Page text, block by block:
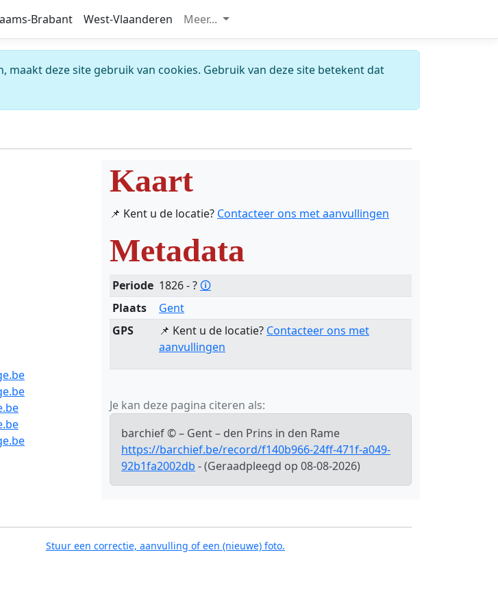
Brabant West-Vlaanderen Meer...
deze site gebruik van cookies. Gebruik van deze site betekent dat
Kaart
📌 Kent u de locatie? Contacteer ons met aanvullingen
Metadata
Periode 1826 - ?🛈
Plaats
Gent
GPS
📌 Kent u de locatie? Contacteer ons met
aanvullingen
Je kan deze pagina citeren als:
barchief © – Gent – den Prins in den Rame
https://barchief.be/record/f140b966-24ff-471f-a049-
92b1fa2002db - (Geraadpleegd op 08-08-2026)
Stuur een correctie, aanvulling of een (nieuwe) foto.